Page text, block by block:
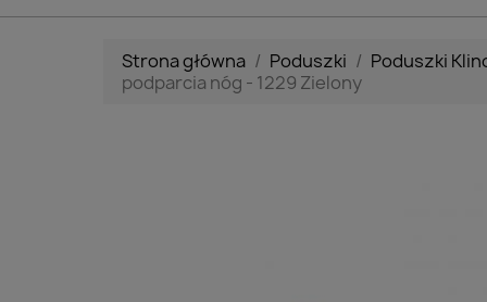
Strona główna Poduszki
Poduszki
podparcia nóg - 1229 Zielony